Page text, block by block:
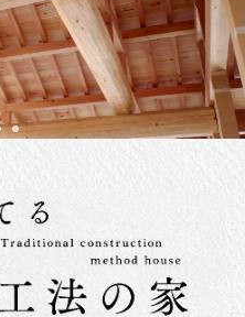
2 3